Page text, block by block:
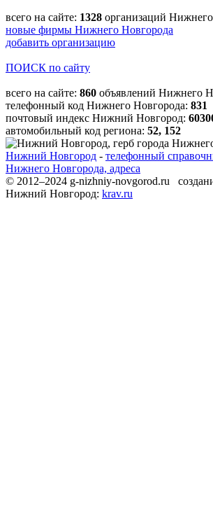
всего на сайте: 1328 организаций
новые фирмы Нижнего Новгорода
добавить организацию
ПОИСК по сайту
всего на сайте: 860 объявлений Нижнего
телефонный код Нижнего Новгорода: 831
почтовый индекс Нижний Новгород:
автомобильный код региона: 52, 152
Нижний Новгород - телефонный
Нижнего Новгорода, адреса
© 2012–2024 g-nizhniy-novgorod.ru
Нижний Новгород: krav.ru